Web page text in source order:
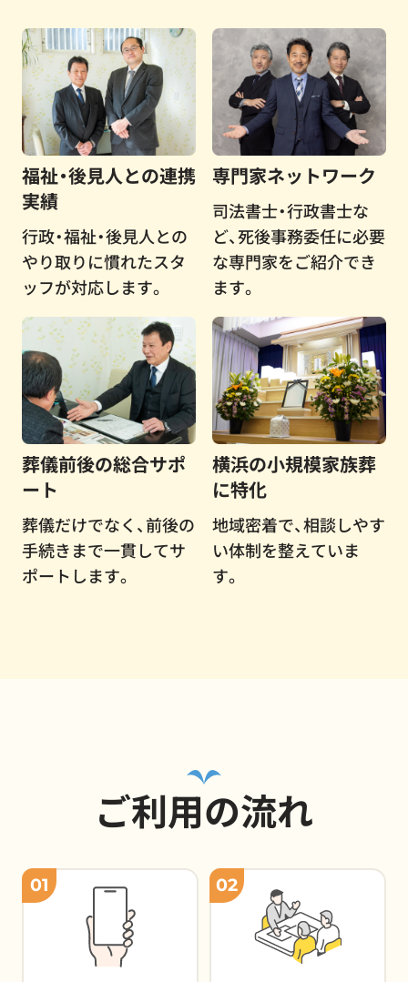
福祉・後見人との連携
実績
行政・福祉・後見人との
やり取りに慣れたスタ
ッフが対応します。
専門家ネットワーク
司法書士・行政書士な
ど、死後事務委任に必要
な専門家をご紹介でき
ます。
葬儀前後の総合サポ
ート
葬儀だけでなく、前後の
手続きまで一貫してサ
ポートします。
横浜の小規模家族葬
に特化
地域密着で、相談しやす
い体制を整えていま
す。
ご利用の流れ
01 02